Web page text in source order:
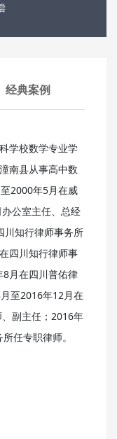
经典案例
学校数学专业学
南县从事高中数
2000年5月在威
公室主任、总经
川知行律师事务所
四川知行律师事
月在四川普佑律
至2016年12月在
副主任；2016年
任专职律师。